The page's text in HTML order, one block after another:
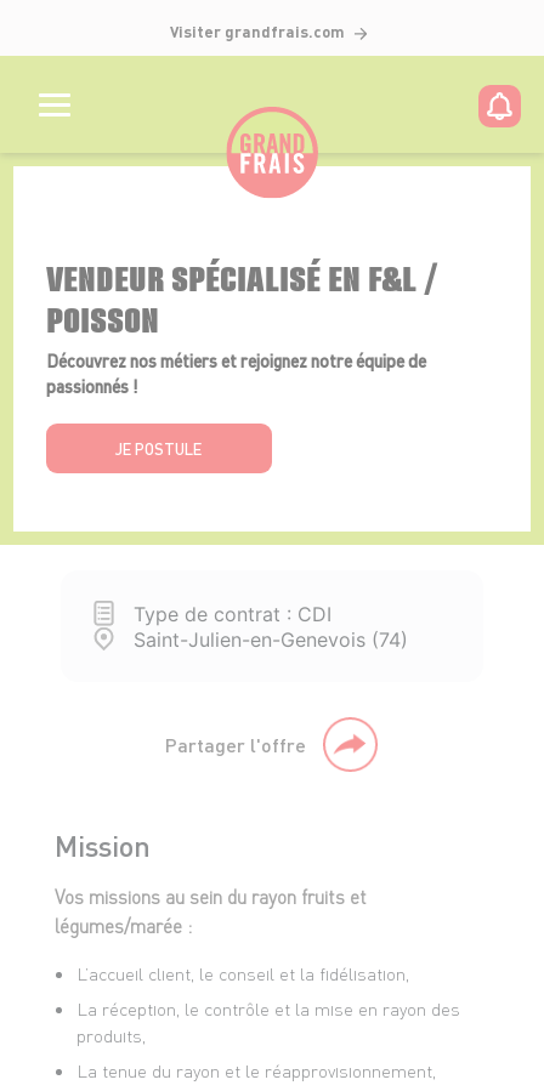
Visiter grandfrais.com
VENDEUR SPÉCIALISÉ EN F&L /
POISSON
Découvrez nos métiers et rejoignez notre équipe de
passionnés !
JE POSTULE
Type de contrat : CDI
Saint-Julien-en-Genevois (74)
Partager l'offre
Mission
Vos missions au sein du rayon fruits et
légumes/marée :
L’accueil client, le conseil et la fidélisation,
La réception, le contrôle et la mise en rayon des
produits,
La tenue du rayon et le réapprovisionnement,